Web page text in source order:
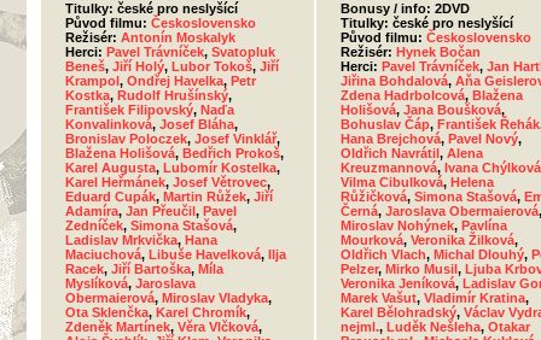
Titulky: české pro neslyšící
Původ filmu: Československo
Režisér: Antonín Moskalyk
Herci: Pavel Trávníček, Svatopluk
Beneš, Jiří Holý, Lubor Tokoš, Jiří
Krampol, Ondřej Havelka, Petr
Kostka, Rudolf Hrušínský,
František Filipovský, Naďa
Konvalinková, Josef Bláha,
Bronislav Poloczek, Josef Vinklář,
Blažena Holišová, Bedřich Prokoš,
Karel Augusta, Lubomír Kostelka,
Karel Heřmánek, Josef Větrovec,
Eduard Cupák, Martin Růžek, Jiří
Adamíra, Jan Přeučil, Pavel
Zedníček, Simona Stašová,
Ladislav Mrkvička, Hana
Maciuchová, Libuše Havelková, Ilja
Racek, Jiří Bartoška, Míla
Myslíková, Jaroslava
Obermaierová, Miroslav Vladyka,
Ota Sklenčka, Karel Chromík,
Zdeněk Martínek, Věra Vlčková,
Bonusy / info: 2DVD
Titulky: české pro neslyšící
Původ filmu: Československo
Režisér: Hynek Bočan
Herci: Pavel Trávníček, Jan
Jiřina Bohdalová, Aňa
Zdena Hadrbolcová, Blažena
Holišová, Jana Boušková,
Bohuslav Čáp, František Řehák
Hana Brejchová, Pavel Nový,
Oldřich Navrátil, Alena
Kreuzmannová, Ivana Chýlková
Vilma Cibulková, Helena
Růžičková, Simona Stašová,
Černá, Jaroslava Obermaierová,
Miroslav Nohýnek, Pavlína
Mourková, Veronika Žilková,
Oldřich Vlach, Michal Dlouhý,
Pelzer, Mirko Musil, Ljuba
Veronika Jeníková, Ladislav
Marek Vašut, Vladimír Kratina,
Karel Bělohradský, Václav
nejml., Luděk Nešleha, Otakar